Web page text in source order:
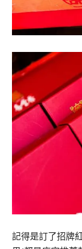
記得是訂了招牌